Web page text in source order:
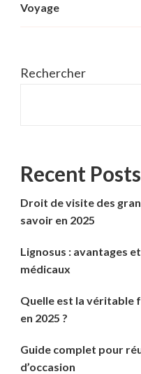
Voyage
Rechercher
Recent Posts
Droit de visite des
savoir en 2025
Lignosus : avantages
médicaux
Quelle est la véritable
en 2025 ?
Guide complet pour
d’occasion